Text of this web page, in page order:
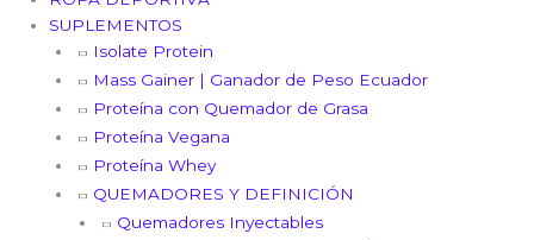
SUPLEMENTOS
Isolate Protein
Mass Gainer | Ganador de Peso Ecuador
Proteína con Quemador de Grasa
Proteína Vegana
Proteína Whey
QUEMADORES Y DEFINICIÓN
Quemadores Inyectables